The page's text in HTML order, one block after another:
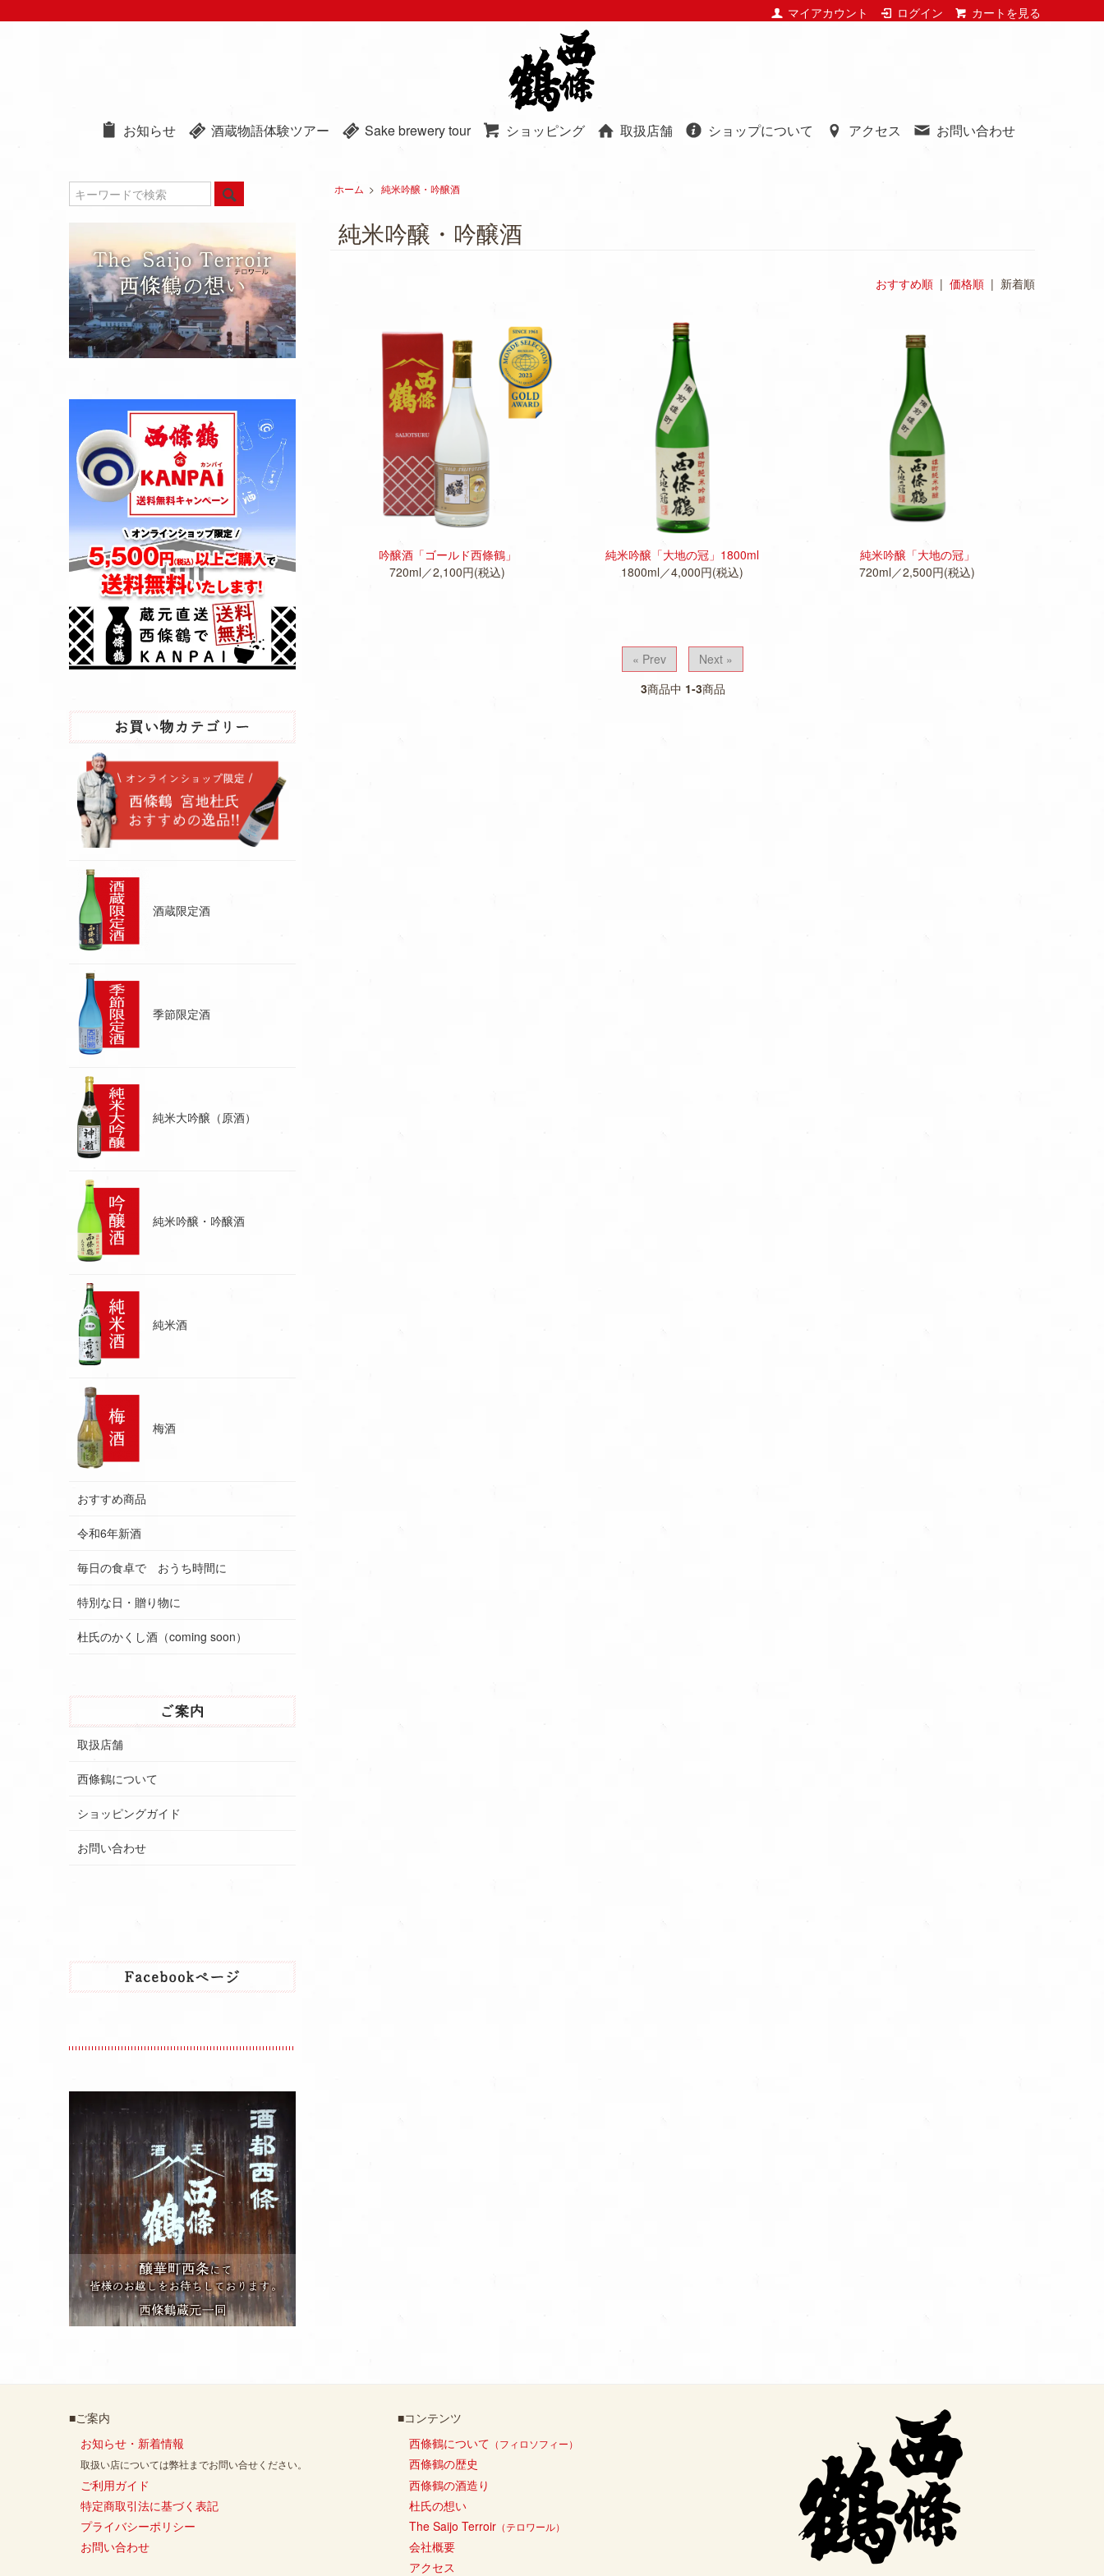
マイアカウント ログイン カートを見る
お知らせ 酒蔵物語体験ツアー Sake brewery tour ショッピング 取扱店舗 ショップについて アクセス お問い合わせ
ホーム > 純米吟醸・吟醸酒
純米吟醸・吟醸酒
おすすめ順 | 価格順 | 新着順
M O
吟醸酒「ゴールド西條鶴」
720ml／2,100円(税込)
MO E
純米吟醸「大地の冠」1800ml
1800ml／4,000円(税込)
MO E
純米吟醸「大地の冠」
720ml／2,500円(税込)
« Prev
Next »
3商品中 1-3商品
酒蔵限定酒
季節限定酒
純米大吟醸（原酒）
純米吟醸・吟醸酒
純米酒
梅酒
おすすめ商品
令和6年新酒
毎日の食卓で おうち時間に
特別な日・贈り物に
杜氏のかくし酒（coming soon）
取扱店舗
西條鶴について
ショッピングガイド
お問い合わせ
■ご案内
お知らせ・新着情報
取扱い店については弊社までお問い合せください。
ご利用ガイド
特定商取引法に基づく表記
プライバシーポリシー
お問い合わせ
■コンテンツ
西條鶴について （フィロソフィー）
西條鶴の歴史
西條鶴の酒造り
杜氏の想い
The Saijo Terroir （テロワール）
会社概要
アクセス